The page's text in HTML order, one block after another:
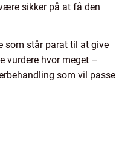
sikker på at få den
som står parat til at give
vurdere hvor meget –
som vil passe